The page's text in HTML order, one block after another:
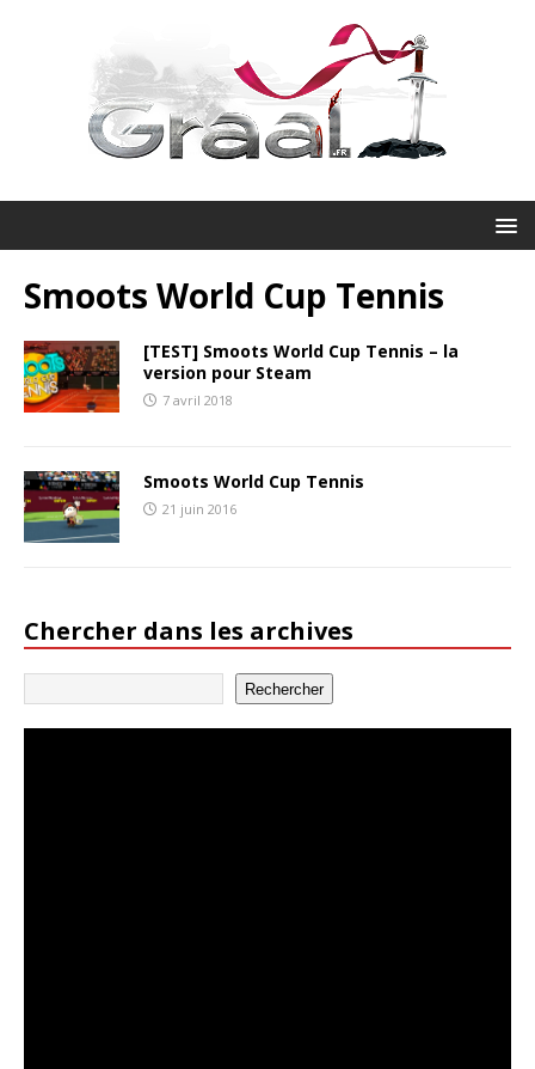
Smoots World Cup Tennis
[TEST] Smoots World Cup Tennis – la
version pour Steam
7 avril 2018
Smoots World Cup Tennis
21 juin 2016
Chercher dans les archives
Rechercher